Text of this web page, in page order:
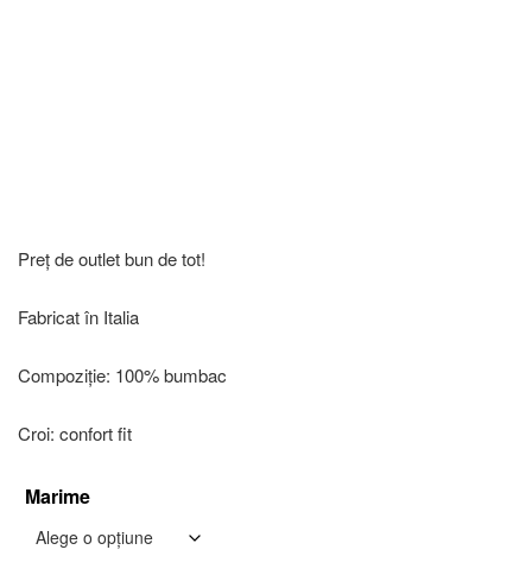
Preț de outlet bun de tot!
Fabricat în Italia
Compoziție: 100% bumbac
Croi: confort fit
Marime